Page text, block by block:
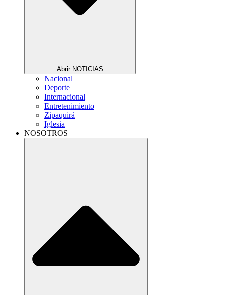
Abrir NOTICIAS
Nacional
Deporte
Internacional
Entretenimiento
Zipaquirá
Iglesia
NOSOTROS